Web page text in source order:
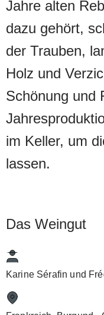
Jahre alten
dazu gehört,
der Trauben,
Holz und
Schönung und
im Keller, um
lassen.
Das Weingut
Karine Sérafin und